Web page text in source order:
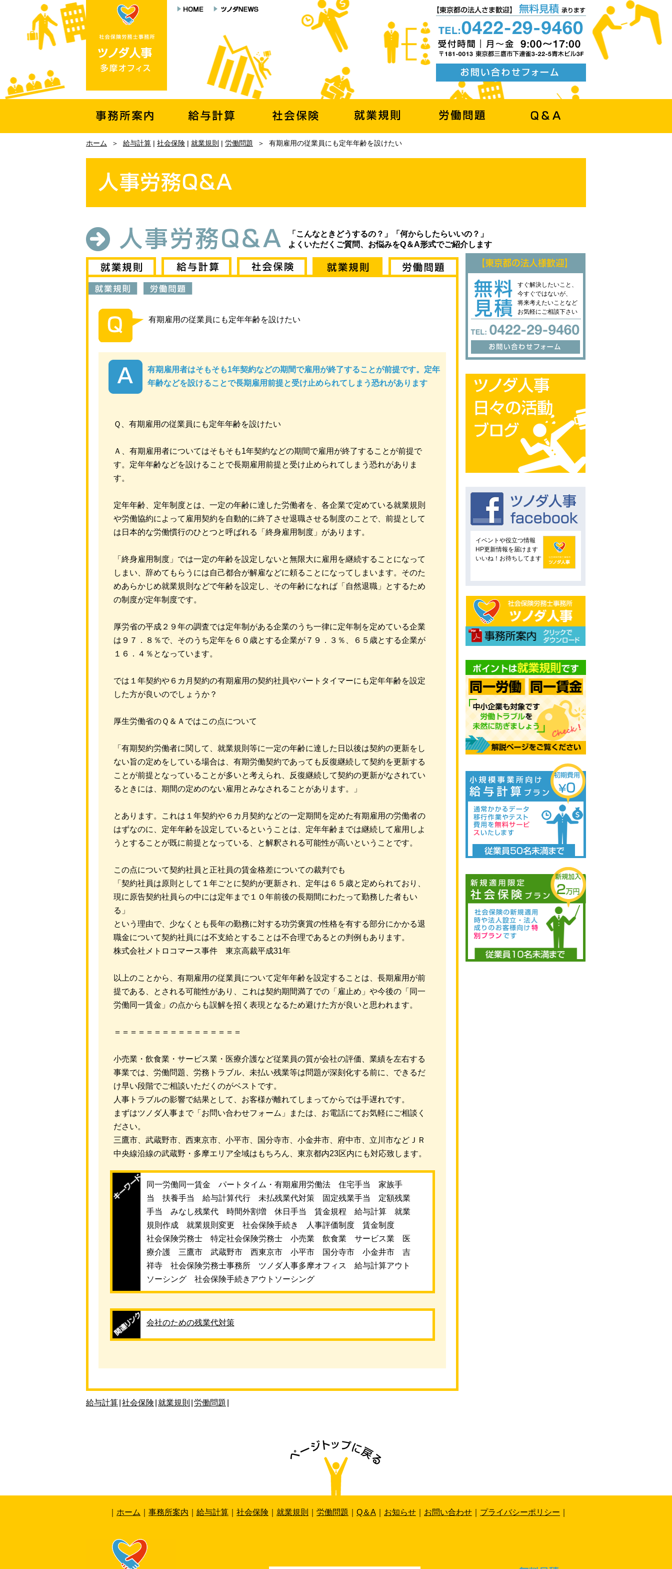
ホーム ＞ 給与計算 | 社会保険 | 就業規則 | 労働問題 ＞ 有期雇用の従業員にも定年年齢を設けたい
「こんなときどうするの？」「何からしたらいいの？」
よくいただくご質問、お悩みをQ＆A形式でご紹介します
有期雇用の従業員にも定年年齢を設けたい
有期雇用者はそもそも1年契約などの期間で雇用が終了することが前提です。定年
年齢などを設けることで長期雇用前提と受け止められてしまう恐れがあります
Ｑ、有期雇用の従業員にも定年年齢を設けたい
Ａ、有期雇用者についてはそもそも1年契約などの期間で雇用が終了することが前提で
す。定年年齢などを設けることで長期雇用前提と受け止められてしまう恐れがありま
す。
定年年齢、定年制度とは、一定の年齢に達した労働者を、各企業で定めている就業規則
や労働協約によって雇用契約を自動的に終了させ退職させる制度のことで、前提として
は日本的な労働慣行のひとつと呼ばれる「終身雇用制度」があります。
「終身雇用制度」では一定の年齢を設定しないと無限大に雇用を継続することになって
しまい、辞めてもらうには自己都合が解雇などに頼ることになってしまいます。そのた
めあらかじめ就業規則などで年齢を設定し、その年齢になれば「自然退職」とするため
の制度が定年制度です。
厚労省の平成２９年の調査では定年制がある企業のうち一律に定年制を定めている企業
は９７．８％で、そのうち定年を６０歳とする企業が７９．３％、６５歳とする企業が
１６．４％となっています。
では１年契約や６カ月契約の有期雇用の契約社員やパートタイマーにも定年年齢を設定
した方が良いのでしょうか？
厚生労働省のＱ＆Ａではこの点について
「有期契約労働者に関して、就業規則等に一定の年齢に達した日以後は契約の更新をし
ない旨の定めをしている場合は、有期労働契約であっても反復継続して契約を更新する
ことが前提となっていることが多いと考えられ、反復継続して契約の更新がなされてい
るときには、期間の定めのない雇用とみなされることがあります。」
とあります。これは１年契約や６カ月契約などの一定期間を定めた有期雇用の労働者の
はずなのに、定年年齢を設定しているということは、定年年齢までは継続して雇用しよ
うとすることが既に前提となっている、と解釈される可能性が高いということです。
この点について契約社員と正社員の賃金格差についての裁判でも
「契約社員は原則として１年ごとに契約が更新され、定年は６５歳と定められており、
現に原告契約社員らの中には定年まで１０年前後の長期間にわたって勤務した者もい
る」
という理由で、少なくとも長年の勤務に対する功労褒賞の性格を有する部分にかかる退
職金について契約社員には不支給とすることは不合理であるとの判例もあります。
株式会社メトロコマース事件 東京高裁平成31年
以上のことから、有期雇用の従業員について定年年齢を設定することは、長期雇用が前
提である、とされる可能性があり、これは契約期間満了での「雇止め」や今後の「同一
労働同一賃金」の点からも誤解を招く表現となるため避けた方が良いと思われます。
＝＝＝＝＝＝＝＝＝＝＝＝＝＝＝＝
小売業・飲食業・サービス業・医療介護など従業員の質が会社の評価、業績を左右する
事業では、労働問題、労務トラブル、未払い残業等は問題が深刻化する前に、できるだ
け早い段階でご相談いただくのがベストです。
人事トラブルの影響で結果として、お客様が離れてしまってからでは手遅れです。
まずはツノダ人事まで「お問い合わせフォーム」または、お電話にてお気軽にご相談く
ださい。
三鷹市、武蔵野市、西東京市、小平市、国分寺市、小金井市、府中市、立川市などＪＲ
中央線沿線の武蔵野・多摩エリア全域はもちろん、東京都内23区内にも対応致します。
同一労働同一賃金 パートタイム・有期雇用労働法 住宅手当 家族手
当 扶養手当 給与計算代行 未払残業代対策 固定残業手当 定額残業
手当 みなし残業代 時間外割増 休日手当 賃金規程 給与計算 就業
規則作成 就業規則変更 社会保険手続き 人事評価制度 賃金制度
社会保険労務士 特定社会保険労務士 小売業 飲食業 サービス業 医
療介護 三鷹市 武蔵野市 西東京市 小平市 国分寺市 小金井市 吉
祥寺 社会保険労務士事務所 ツノダ人事多摩オフィス 給与計算アウト
ソーシング 社会保険手続きアウトソーシング
会社のための残業代対策
給与計算 社会保険 就業規則 労働問題
すぐ解決したいこと、
今すぐではないが、
将来考えたいことなど
お気軽にご相談下さい
イベントや役立つ情報
HP更新情報を届けます
いいね！お待ちしてます
ホーム 事務所案内 給与計算 社会保険 就業規則 労働問題 Q＆A お知らせ お問い合わせ プライバシーポリシー